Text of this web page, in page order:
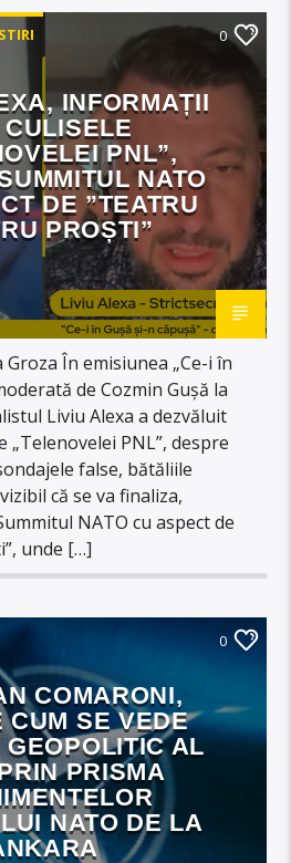
STIRI 0
INFORMAȚII
CULISELE
PNL”,
NATO
DE ”TEATRU
PROȘTI”
În emisiunea „Ce-i în
de Cozmin Gușă la
Liviu Alexa a dezvăluit
PNL”, despre
false, bătăliile
că se va finaliza,
NATO cu aspect de
unde […]
0
COMARONI,
CUM SE VEDE
GEOPOLITIC AL
PRISMA
NATO DE LA